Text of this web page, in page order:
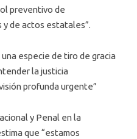
preventivo de
de actos estatales”.
especie de tiro de gracia
la justicia
profunda urgente”
y Penal en la
que “estamos